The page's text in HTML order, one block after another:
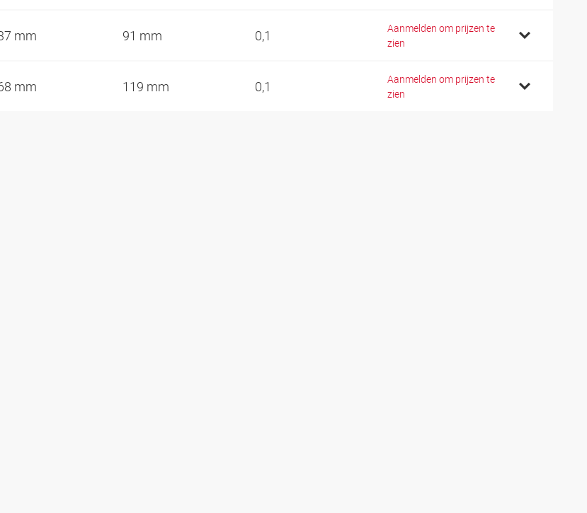
mm 91 mm 0,1
Aanmelden om prijzen te
zien
mm 119 mm 0,1
Aanmelden om prijzen te
zien